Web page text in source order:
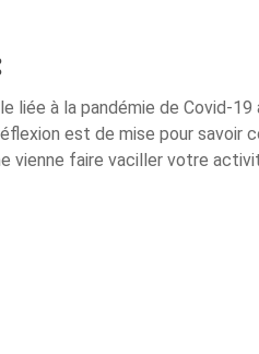
liée à la pandémie de Covid-
est de mise pour savoir
vienne faire vaciller votre